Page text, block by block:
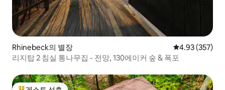
Rhinebeck의 별장 평점 4.93점(5
4.93 (357)
리지탑 2 침실 통나무집 - 전망, 130에이커 숲 & 폭포